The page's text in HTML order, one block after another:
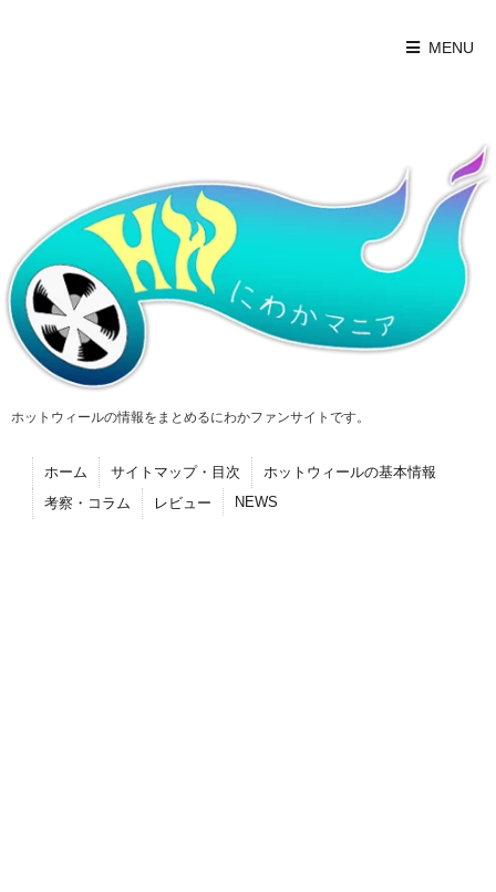
MENU
ホットウィールの情報をまとめるにわかファンサイトです。
ホーム サイトマップ・目次
ホットウィールの基本情報
考察・コラム
レビュー NEWS